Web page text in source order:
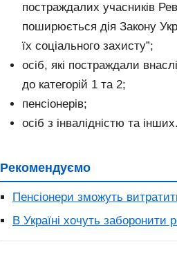
постраждалих учасників
поширюється дія Закону
їх соціального захисту”;
осіб, які постраждали
до категорій 1 та 2;
пенсіонерів;
осіб з інвалідністю та інших.
Рекомендуємо
Пенсіонери зможуть
В Україні хочуть заборонити